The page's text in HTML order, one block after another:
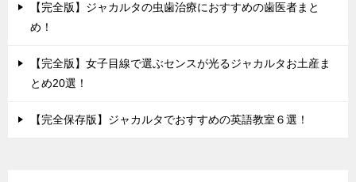
【完全版】ジャカルタの虫歯治療におすすめの歯医者まと
め！
【完全版】女子目線で選ぶセンスが光るジャカルタお土産ま
とめ20選！
【完全保存版】ジャカルタでおすすめの英語教室６選！